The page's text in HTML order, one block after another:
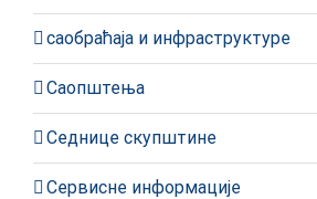
саобраћаја и инфраструктуре
Саопштења
Седнице скупштине
Сервисне информације